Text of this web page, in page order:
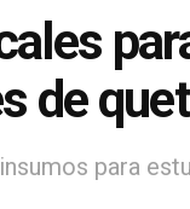
de
para